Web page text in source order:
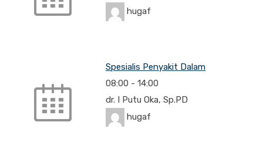
hugaf
Spesialis Penyakit Dalam
08:00 - 14:00
dr. I Putu Oka, Sp.PD
hugaf